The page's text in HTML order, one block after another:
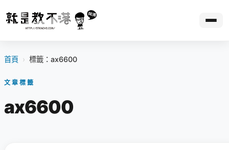
首頁 › 標籤：ax6600
文章標籤
ax6600